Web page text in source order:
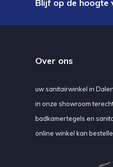
Blijf op de hoogte
Over ons
uw sanitairwinkel in
in onze showroom
badkamertegels en
online winkel kan